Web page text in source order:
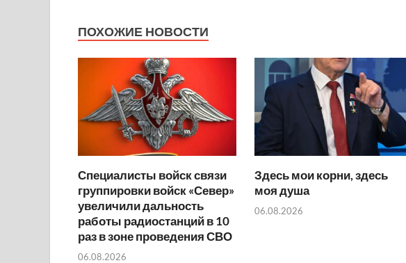
ПОХОЖИЕ НОВОСТИ
Специалисты войск связи
группировки войск «Север»
увеличили дальность
работы радиостанций в 10
раз в зоне проведения СВО
06.08.2026
Здесь мои корни, здесь
моя душа
06.08.2026